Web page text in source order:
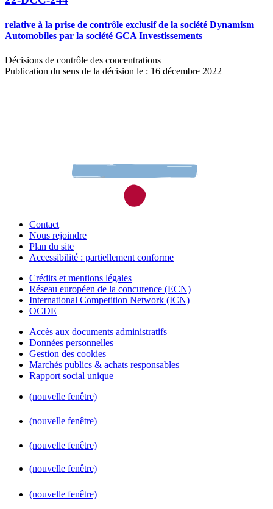
relative à la prise de contrôle exclusif de la société Dynamism
Automobiles par la société GCA Investissements
Décisions de contrôle des concentrations
Publication du sens de la décision le : 16 décembre 2022
Contact
Nous rejoindre
Plan du site
Accessibilité : partiellement conforme
Crédits et mentions légales
Réseau européen de la concurence (ECN)
International Competition Network (ICN)
OCDE
Accès aux documents administratifs
Données personnelles
Gestion des cookies
Marchés publics & achats responsables
Rapport social unique
(nouvelle fenêtre)
(nouvelle fenêtre)
(nouvelle fenêtre)
(nouvelle fenêtre)
(nouvelle fenêtre)